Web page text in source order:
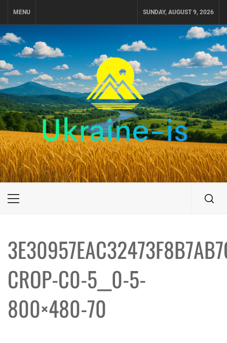
MENU SUNDAY, AUGUST 9, 2026
UKRAINE-IS
ПОДОРОЖI ПО УКРАЇНІ
Primary
CROP-C0-5__0-5-
800×480-70